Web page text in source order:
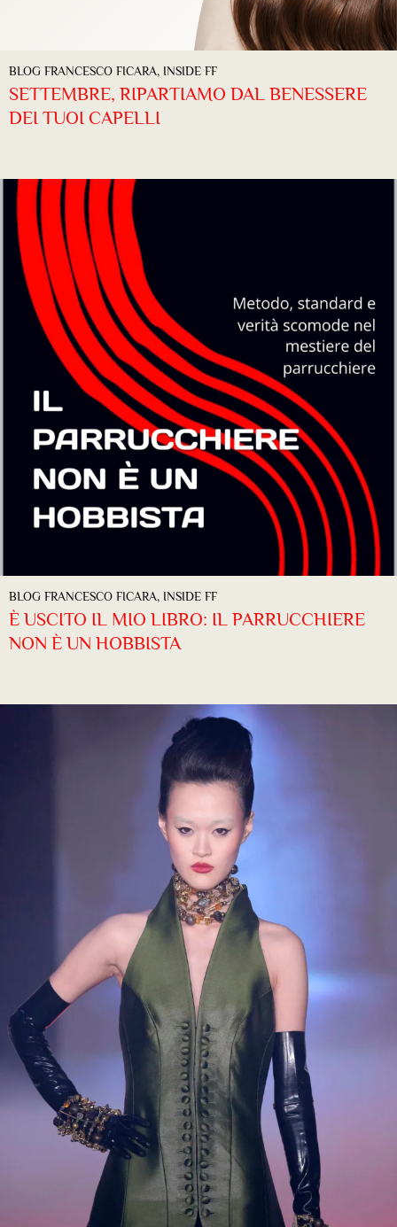
BLOG FRANCESCO FICARA, INSIDE FF
SETTEMBRE, RIPARTIAMO DAL BENESSERE
DEI TUOI CAPELLI
BLOG FRANCESCO FICARA, INSIDE FF
È USCITO IL MIO LIBRO: IL PARRUCCHIERE
NON È UN HOBBISTA